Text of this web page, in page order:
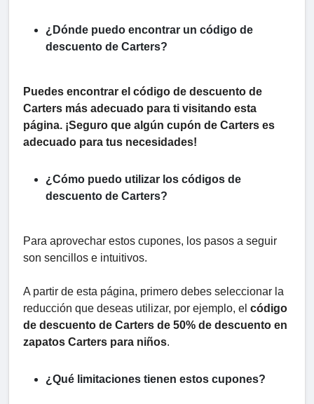
¿Dónde puedo encontrar un código de
descuento de Carters?
Puedes encontrar el código de descuento de
Carters más adecuado para ti visitando esta
página. ¡Seguro que algún cupón de Carters es
adecuado para tus necesidades!
¿Cómo puedo utilizar los códigos de
descuento de Carters?
Para aprovechar estos cupones, los pasos a seguir
son sencillos e intuitivos.
A partir de esta página, primero debes seleccionar la
reducción que deseas utilizar, por ejemplo, el código
de descuento de Carters de 50% de descuento en
zapatos Carters para niños.
¿Qué limitaciones tienen estos cupones?